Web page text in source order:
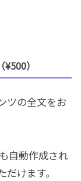
）
ツの全文をお
自動作成され
けます。